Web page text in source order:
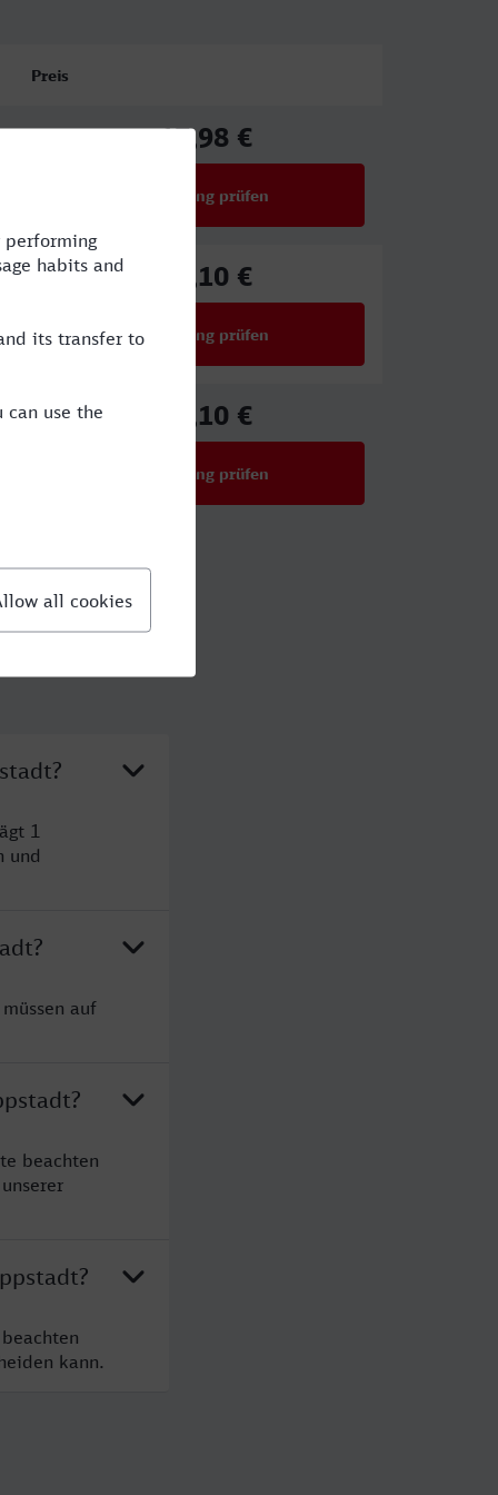
Preis
17,98 €
Verbindung prüfen
44,10 €
Verbindung prüfen
44,10 €
Verbindung prüfen
1
und
auf
beachten
kann.